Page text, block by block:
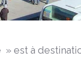
est à